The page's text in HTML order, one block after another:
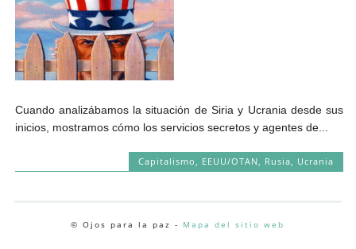
Cuando analizábamos la situación de Siria y Ucrania desde sus
inicios, mostramos cómo los servicios secretos y agentes de...
Capitalismo EEUU/OTAN Rusia Ucrania
© Ojos para la paz - Mapa del sitio web